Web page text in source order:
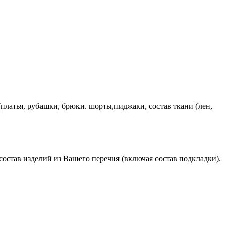
рубашки, брюки. шорты,пиджаки, состав ткани (лен,
изделий из Вашего перечня (включая состав подкладки).